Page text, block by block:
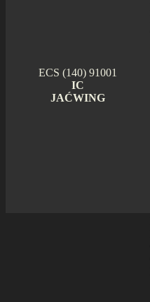
ECS (140) 91001
IC
JAĆWING